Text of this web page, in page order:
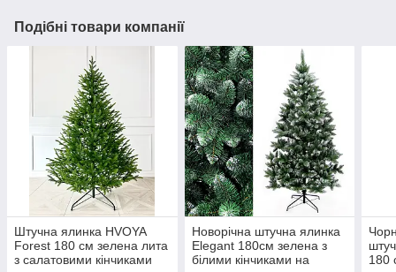
Подібні товари компанії
Штучна ялинка HVOYA
Forest 180 см зелена лита
з салатовими кінчиками
Новорічна штучна ялинка
Elegant 180см зелена з
білими кінчиками на
180